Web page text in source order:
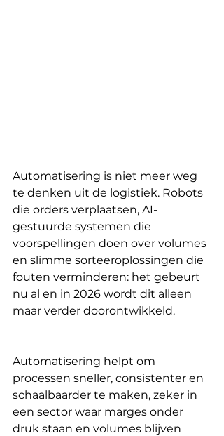
Automatisering is niet meer weg
te denken uit de logistiek. Robots
die orders verplaatsen, AI-
gestuurde systemen die
voorspellingen doen over volumes
en slimme sorteeroplossingen die
fouten verminderen: het gebeurt
nu al en in 2026 wordt dit alleen
maar verder doorontwikkeld.
Automatisering helpt om
processen sneller, consistenter en
schaalbaarder te maken, zeker in
een sector waar marges onder
druk staan en volumes blijven